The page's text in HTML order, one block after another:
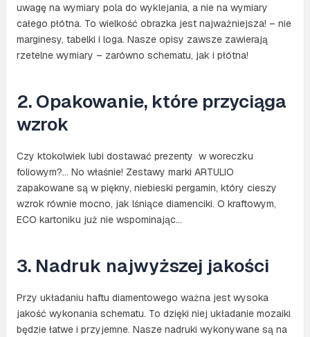
uwagę na wymiary pola do wyklejania, a nie na wymiary
całego płótna. To wielkość obrazka jest najważniejsza! – nie
marginesy, tabelki i loga. Nasze opisy zawsze zawierają
rzetelne wymiary – zarówno schematu, jak i płótna!
2. Opakowanie, które przyciąga
wzrok
Czy ktokolwiek lubi dostawać prezenty w woreczku
foliowym?… No właśnie! Zestawy marki ARTULIO
zapakowane są w piękny, niebieski pergamin, który cieszy
wzrok równie mocno, jak lśniące diamenciki. O kraftowym,
ECO kartoniku już nie wspominając…
3. Nadruk najwyższej jakości
Przy układaniu haftu diamentowego ważna jest wysoka
jakość wykonania schematu. To dzięki niej układanie mozaiki
będzie łatwe i przyjemne. Nasze nadruki wykonywane są na